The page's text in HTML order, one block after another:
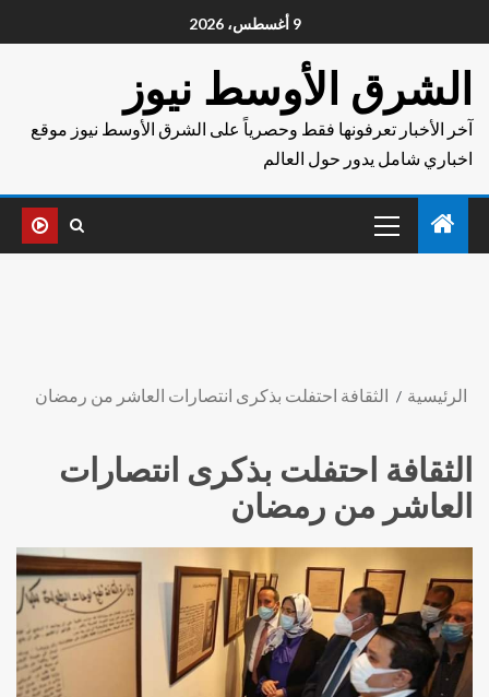
9 أغسطس، 2026
الشرق الأوسط نيوز
آخر الأخبار تعرفونها فقط وحصرياً على الشرق الأوسط نيوز موقع
اخباري شامل يدور حول العالم
الرئيسية الثقافة احتفلت بذكرى انتصارات العاشر من رمضان
الثقافة احتفلت بذكرى انتصارات
العاشر من رمضان